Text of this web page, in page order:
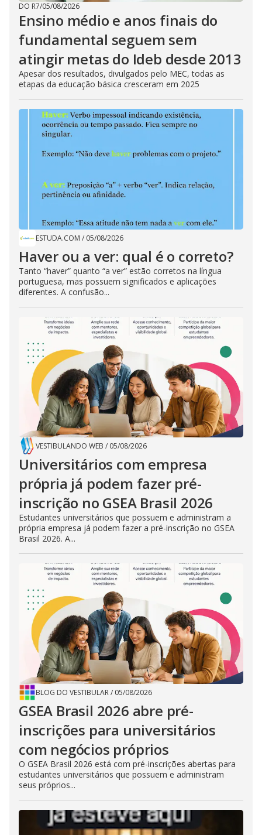
DO R7/05/08/2026
Ensino médio e anos finais do
fundamental seguem sem
atingir metas do Ideb desde 2013
Apesar dos resultados, divulgados pelo MEC, todas as
etapas da educação básica cresceram em 2025
ESTUDA.COM / 05/08/2026
Haver ou a ver: qual é o correto?
Tanto “haver” quanto “a ver” estão corretos na língua
portuguesa, mas possuem significados e aplicações
diferentes. A confusão...
VESTIBULANDO WEB / 05/08/2026
Universitários com empresa
própria já podem fazer pré-
inscrição no GSEA Brasil 2026
Estudantes universitários que possuem e administram a
própria empresa já podem fazer a pré-inscrição no GSEA
Brasil 2026. A...
BLOG DO VESTIBULAR/ 05/08/2026
GSEA Brasil 2026 abre pré-
inscrições para universitários
com negócios próprios
O GSEA Brasil 2026 está com pré-inscrições abertas para
estudantes universitários que possuem e administram
seus próprios...